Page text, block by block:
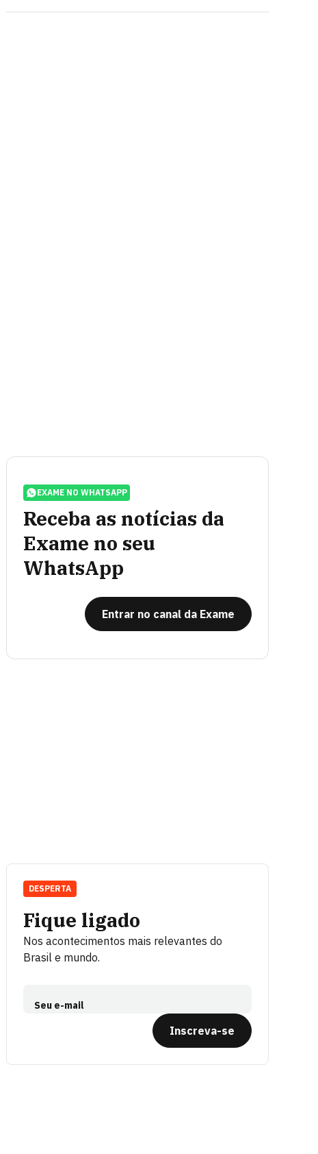
EXAME NO WHATSAPP
Receba as notícias da
Exame no seu
WhatsApp
Entrar no canal da Exame
Fique ligado
Nos acontecimentos mais relevantes do
Brasil e mundo.
Seu e-mail
Inscreva-se
DESPERTA